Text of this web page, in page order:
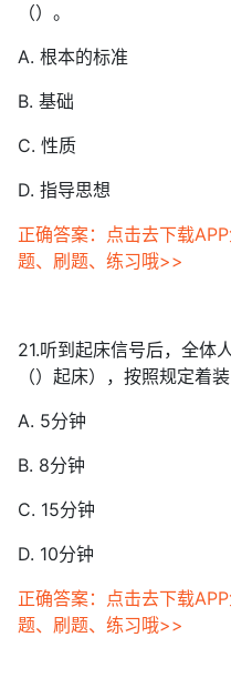
（）。
A. 根本的标准
B. 基础
C. 性质
D. 指导思想
正确答案：点击去下载
题、刷题、练习哦>>
21.听到起床信号后，全体
（）起床），按照规定着
A. 5分钟
B. 8分钟
C. 15分钟
D. 10分钟
正确答案：点击去下载
题、刷题、练习哦>>